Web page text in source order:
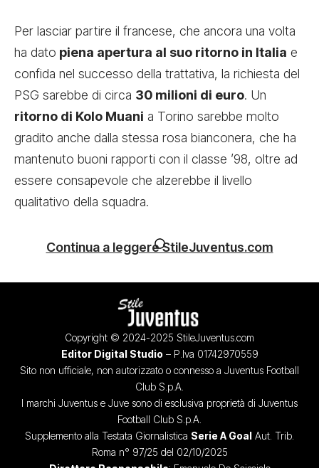
Per lasciar partire il francese, che ancora una volta
ha dato piena apertura al suo ritorno in Italia e
confida nel successo della trattativa, la richiesta del
PSG sarebbe di circa 30 milioni di euro. Un
ritorno di Kolo Muani a Torino sarebbe molto
gradito anche dalla stessa rosa bianconera, che ha
mantenuto buoni rapporti con il classe ’98, oltre ad
essere consapevole che alzerebbe il livello
qualitativo della squadra.
Continua a leggere StileJuventus.com
Copyright © 2024-2025 StileJuventus.com
Editor Digital Studio – P.Iva 01742970559
Sito non ufficiale, non autorizzato o connesso a Juventus Football
Club S.p.A.
I marchi Juventus e Juve sono di esclusiva proprietà di Juventus
Football Club S.p.A.
Supplemento alla Testata Giornalistica Serie A Goal Aut. Trib.
Roma n° 97/25 del 02/10/2025